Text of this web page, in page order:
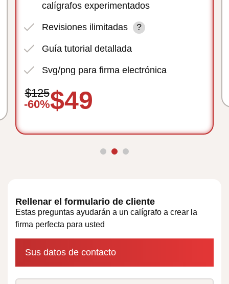
calígrafos experimentados
Revisiones ilimitadas ?
Guía tutorial detallada
Svg/png para firma electrónica
$125
-60%$49
Rellenar el formulario de cliente
Estas preguntas ayudarán a un calígrafo a crear la
firma perfecta para usted
Sus datos de contacto